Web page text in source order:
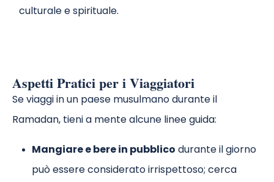
culturale e spirituale.
Aspetti Pratici per i Viaggiatori
Se viaggi in un paese musulmano durante il
Ramadan, tieni a mente alcune linee guida:
Mangiare e bere in pubblico durante il giorno
può essere considerato irrispettoso; cerca